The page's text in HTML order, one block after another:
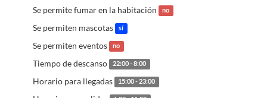
Se permite fumar en la habitación no
Se permiten mascotas sí
Se permiten eventos no
Tiempo de descanso 22:00 - 8:00
Horario para llegadas 15:00 - 23:00